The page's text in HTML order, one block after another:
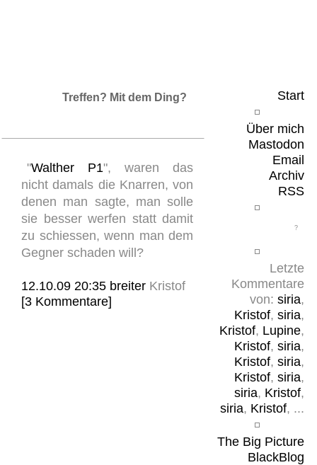
Start
Über mich
Mastodon
Email
Archiv
RSS
Letzte
Kommentare
von: siria,
Kristof, siria,
Kristof, Lupine,
Kristof, siria,
Kristof, siria,
Kristof, siria,
siria, Kristof,
siria, Kristof, ...
The Big Picture
BlackBlog
Treffen? Mit dem Ding?
"Walther P1", waren das
nicht damals die Knarren, von
denen man sagte, man solle
sie besser werfen statt damit
zu schiessen, wenn man dem
Gegner schaden will?
12.10.09 20:35 breiter Kristof
[3 Kommentare]